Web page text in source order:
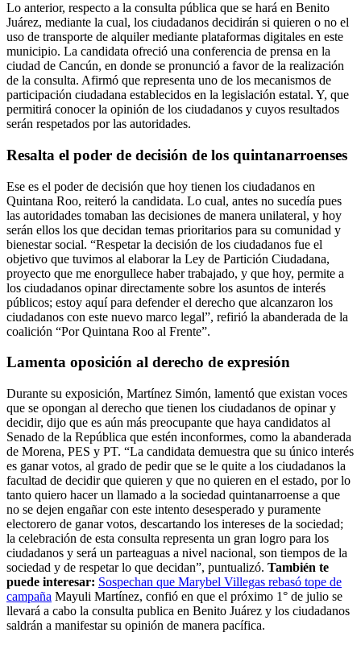
Lo anterior, respecto a la consulta pública que se hará en Benito
Juárez, mediante la cual, los ciudadanos decidirán si quieren o no el
uso de transporte de alquiler mediante plataformas digitales en este
municipio. La candidata ofreció una conferencia de prensa en la
ciudad de Cancún, en donde se pronunció a favor de la realización
de la consulta. Afirmó que representa uno de los mecanismos de
participación ciudadana establecidos en la legislación estatal. Y, que
permitirá conocer la opinión de los ciudadanos y cuyos resultados
serán respetados por las autoridades.
Resalta el poder de decisión de los quintanarroenses
Ese es el poder de decisión que hoy tienen los ciudadanos en
Quintana Roo, reiteró la candidata. Lo cual, antes no sucedía pues
las autoridades tomaban las decisiones de manera unilateral, y hoy
serán ellos los que decidan temas prioritarios para su comunidad y
bienestar social. “Respetar la decisión de los ciudadanos fue el
objetivo que tuvimos al elaborar la Ley de Partición Ciudadana,
proyecto que me enorgullece haber trabajado, y que hoy, permite a
los ciudadanos opinar directamente sobre los asuntos de interés
públicos; estoy aquí para defender el derecho que alcanzaron los
ciudadanos con este nuevo marco legal”, refirió la abanderada de la
coalición “Por Quintana Roo al Frente”.
Lamenta oposición al derecho de expresión
Durante su exposición, Martínez Simón, lamentó que existan voces
que se opongan al derecho que tienen los ciudadanos de opinar y
decidir, dijo que es aún más preocupante que haya candidatos al
Senado de la República que estén inconformes, como la abanderada
de Morena, PES y PT. “La candidata demuestra que su único interés
es ganar votos, al grado de pedir que se le quite a los ciudadanos la
facultad de decidir que quieren y que no quieren en el estado, por lo
tanto quiero hacer un llamado a la sociedad quintanarroense a que
no se dejen engañar con este intento desesperado y puramente
electorero de ganar votos, descartando los intereses de la sociedad;
la celebración de esta consulta representa un gran logro para los
ciudadanos y será un parteaguas a nivel nacional, son tiempos de la
sociedad y de respetar lo que decidan”, puntualizó. También te
puede interesar: Sospechan que Marybel Villegas rebasó tope de
campaña Mayuli Martínez, confió en que el próximo 1° de julio se
llevará a cabo la consulta publica en Benito Juárez y los ciudadanos
saldrán a manifestar su opinión de manera pacífica.